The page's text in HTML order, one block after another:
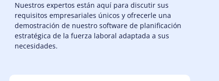
Nuestros expertos están aquí para discutir sus
requisitos empresariales únicos y ofrecerle una
demostración de nuestro software de planificación
estratégica de la fuerza laboral adaptada a sus
necesidades.